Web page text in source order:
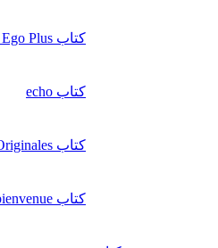
کتاب Alter Ego Plus
کتاب echo
کتاب Versions Originales
کتاب Bonjour et bienvenue